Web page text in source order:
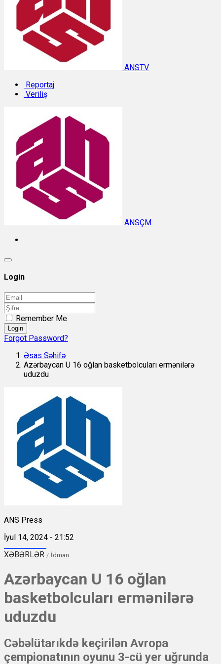
ANSTV
Reportaj
Veriliş
ANSÇM
Login
Remember Me
Login
Forgot Password?
Əsas Səhifə
Azərbaycan U 16 oğlan basketbolcuları ermənilərə
uduzdu
ANS Press
İyul 14, 2024 - 21:52
XƏBƏRLƏR / İdman
Azərbaycan U 16 oğlan
basketbolcuları ermənilərə
uduzdu
Cəbəlütarıkdə keçirilən Avropa
çempionatının oyunu 3-cü yer uğrunda